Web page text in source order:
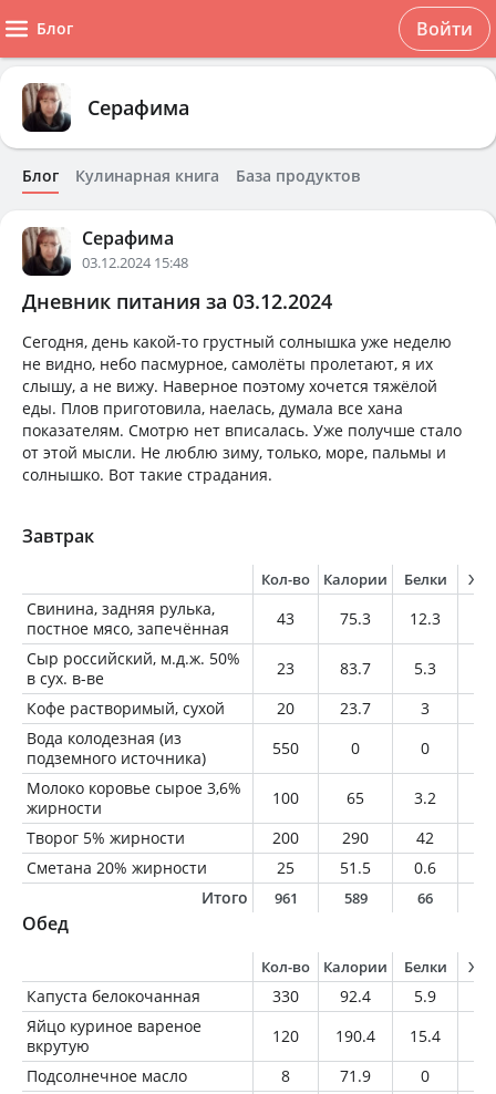
Блог Войти
Серафима
Блог Кулинарная книга База продуктов
Серафима
03.12.2024 15:48
Дневник питания за 03.12.2024
Сегодня, день какой-то грустный солнышка уже неделю
не видно, небо пасмурное, самолёты пролетают, я их
слышу, а не вижу. Наверное поэтому хочется тяжёлой
еды. Плов приготовила, наелась, думала все хана
показателям. Смотрю нет вписалась. Уже получше стало
от этой мысли. Не люблю зиму, только, море, пальмы и
солнышко. Вот такие страдания.
Завтрак
Кол-во Калории Белки
Свинина, задняя рулька,
постное мясо, запечённая
43 75.3 12.3
Сыр российский, м.д.ж. 50%
в сух. в-ве
23 83.7 5.3
Кофе растворимый, сухой
20 23.7 3
Вода колодезная (из
подземного источника)
550 0 0
Молоко коровье сырое 3,6%
жирности
100 65 3.2
Творог 5% жирности
200 290 42
Сметана 20% жирности
25 51.5 0.6
Итого
961 589 66
Обед
Кол-во Калории Белки
Капуста белокочанная 330 92.4 5.9
Яйцо куриное вареное
вкрутую
120 190.4 15.4
Подсолнечное масло
8 71.9 0